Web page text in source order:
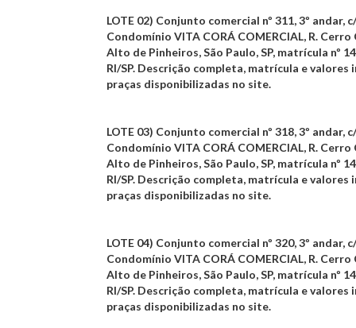
LOTE 02) Conjunto comercial nº 311, 3º andar,
Condomínio VITA CORÁ COMERCIAL, R. Cerro
Alto de Pinheiros, São Paulo, SP, matrícula nº
RI/SP. Descrição completa, matrícula e valores
praças disponibilizadas no site.
LOTE 03) Conjunto comercial nº 318, 3º andar,
Condomínio VITA CORÁ COMERCIAL, R. Cerro
Alto de Pinheiros, São Paulo, SP, matrícula nº
RI/SP. Descrição completa, matrícula e valores
praças disponibilizadas no site.
LOTE 04) Conjunto comercial nº 320, 3º andar,
Condomínio VITA CORÁ COMERCIAL, R. Cerro
Alto de Pinheiros, São Paulo, SP, matrícula nº
RI/SP. Descrição completa, matrícula e valores
praças disponibilizadas no site.